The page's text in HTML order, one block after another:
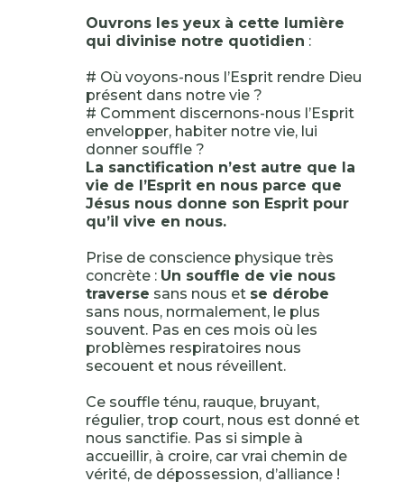
Ouvrons les yeux à cette lumière
qui divinise notre quotidien :
# Où voyons-nous l’Esprit rendre Dieu
présent dans notre vie ?
# Comment discernons-nous l’Esprit
envelopper, habiter notre vie, lui
donner souffle ?
La sanctification n’est autre que la
vie de l’Esprit en nous parce que
Jésus nous donne son Esprit pour
qu’il vive en nous.
Prise de conscience physique très
concrète : Un souffle de vie nous
traverse sans nous et se dérobe
sans nous, normalement, le plus
souvent. Pas en ces mois où les
problèmes respiratoires nous
secouent et nous réveillent.
Ce souffle ténu, rauque, bruyant,
régulier, trop court, nous est donné et
nous sanctifie. Pas si simple à
accueillir, à croire, car vrai chemin de
vérité, de dépossession, d’alliance !